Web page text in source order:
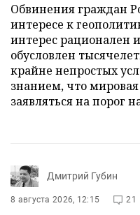
Обвинения граждан
интересе к
интерес рационален
обусловлен
крайне непростых
знанием, что
заявляться на порог
Дмитрий Губин
8 августа 2026, 12:15 21